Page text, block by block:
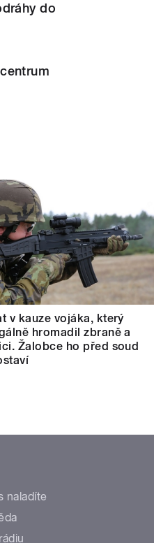
do
v kauze vojáka, který
hromadil zbraně a
Žalobce ho před soud
naladíte